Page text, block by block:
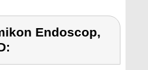
Endoscop,